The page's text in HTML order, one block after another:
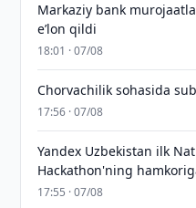
Markaziy bank
eʼlon qildi
18:01 · 07/08
Chorvachilik sohasida
17:56 · 07/08
Yandex Uzbekistan ilk
Hackathon'ning
17:55 · 07/08